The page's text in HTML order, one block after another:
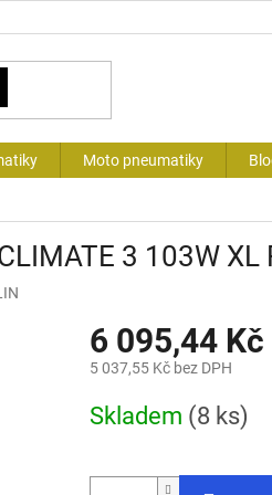
Moto pneumatiky
3 103W XL
6 095,44 Kč
5 037,55 Kč bez DPH
cena:
Skladem (8 ks)